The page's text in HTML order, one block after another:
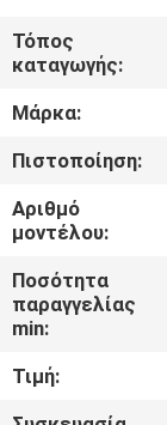
ΕΜΦΆΝΙΣΗ
VR
ΣΧΕΤΙΚΆ
ΜΕ
ΕΜΆΣ
ΣΤΟ
Τόπος
καταγωγής:
Μάρκα:
Πιστοποίηση:
Αριθμό
μοντέλου:
Ποσότητα
παραγγελίας
min:
Τιμή: